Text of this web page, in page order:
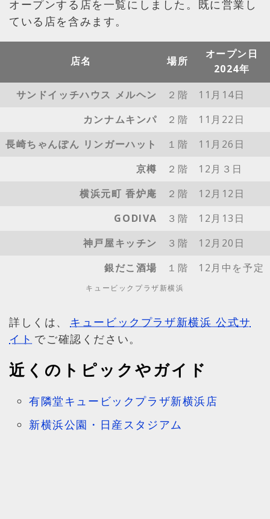
オープンする店を一覧にしました。既に営業し
ている店を含みます。
店名 場所
オープン日
2024年
サンドイッチハウス メルヘン
２階
11月14日
カンナムキンパ
２階
11月22日
長崎ちゃんぽん リンガーハット
１階
11月26日
京樽
２階
12月３日
横浜元町 香炉庵
２階
12月12日
GODIVA
３階
12月13日
神戸屋キッチン
３階
12月20日
銀だこ酒場
１階 12月中を予定
キュービックプラザ新横浜
詳しくは、
キュービックプラザ新横浜 公式サ
イト でご確認ください。
近くのトピックやガイド
有隣堂キュービックプラザ新横浜店
新横浜公園・日産スタジアム